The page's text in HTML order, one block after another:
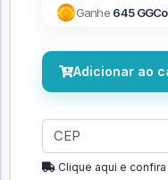
Ganhe 645
Adicionar ao
Clique aqui e